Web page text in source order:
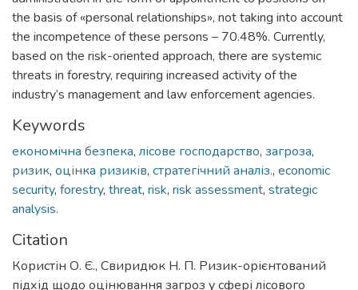
the basis of «personal relationships», not taking into account
the incompetence of these persons – 70.48%. Currently,
based on the risk-oriented approach, there are systemic
threats in forestry, requiring increased activity of the
industry’s management and law enforcement agencies.
Keywords
економічна безпека, лісове господарство, загроза,
ризик, оцінка ризиків, стратегічний аналіз., economic
security, forestry, threat, risk, risk assessment, strategic
analysis.
Citation
Користін О. Є., Свиридюк Н. П. Ризик-орієнтований
підхід щодо оцінювання загроз у сфері лісового